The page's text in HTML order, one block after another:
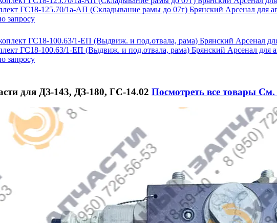
ГС18-125.70/1а-АП (Складывание рамы до 07г) Брянский Арсенал для
запросу
ГС18-100.63/1-ЕП (Выдвиж. и под.отвала, рама) Брянский Арсенал для
запросу
для ДЗ-143, ДЗ-180, ГС-14.02 Посмотреть все товары См.